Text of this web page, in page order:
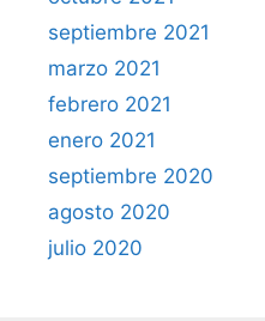
septiembre 2021
marzo 2021
febrero 2021
enero 2021
septiembre 2020
agosto 2020
julio 2020